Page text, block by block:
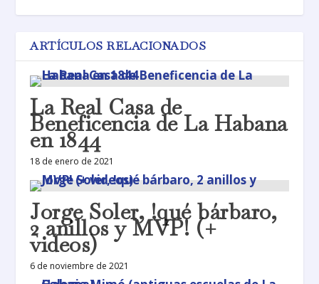
ARTÍCULOS RELACIONADOS
La Real Casa de
Beneficencia de La Habana
en 1844
18 de enero de 2021
Jorge Soler, !qué bárbaro,
2 anillos y MVP! (+
videos)
6 de noviembre de 2021